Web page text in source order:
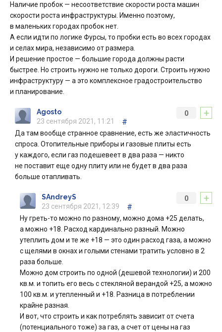
Наличие пробок — несоответствие скорости роста машин
скорости роста инфраструктуры. Именно поэтому,
в маленьких городах пробок нет.
А если идти по логике Фурсы, то пробки есть во всех городах
и селах мира, независимо от размера.
И решение простое — большие города должны расти
быстрее. Но строить нужно не только дороги. Строить нужно
инфраструктуру — а это комплексное градостроительство
и планирование.
+
0
Agosto
23 сентября 2021, 11:21
#
Да там вообще странное сравнение, есть же эластичность
спроса. Отопительные приборы и газовые плиты есть
у каждого, если газ подешевеет в два раза — никто
не поставит еще одну плиту или не будет в два раза
больше отапливать.
+
0
SAndreyS
23 сентября 2021, 12:39
#
Ну греть-то можно по разному, можно дома +25 делать,
а можно +18. Расход кардинально разный. Можно
утеплить дом и те же +18 — это один расход газа, а можно
с щелями в окнах и голыми стенами тратить условно в 2
раза больше.
Можно дом строить по одной (дешевой технологии) и 200
кв.м. и топить его весь с стекляной верандой +25, а можно
100 кв.м. и утепленный и +18. Разница в потреблении
крайне разная.
И вот, что строить и как потреблять зависит от счета
(потенциального тоже) за газ, а счет от цены на газ